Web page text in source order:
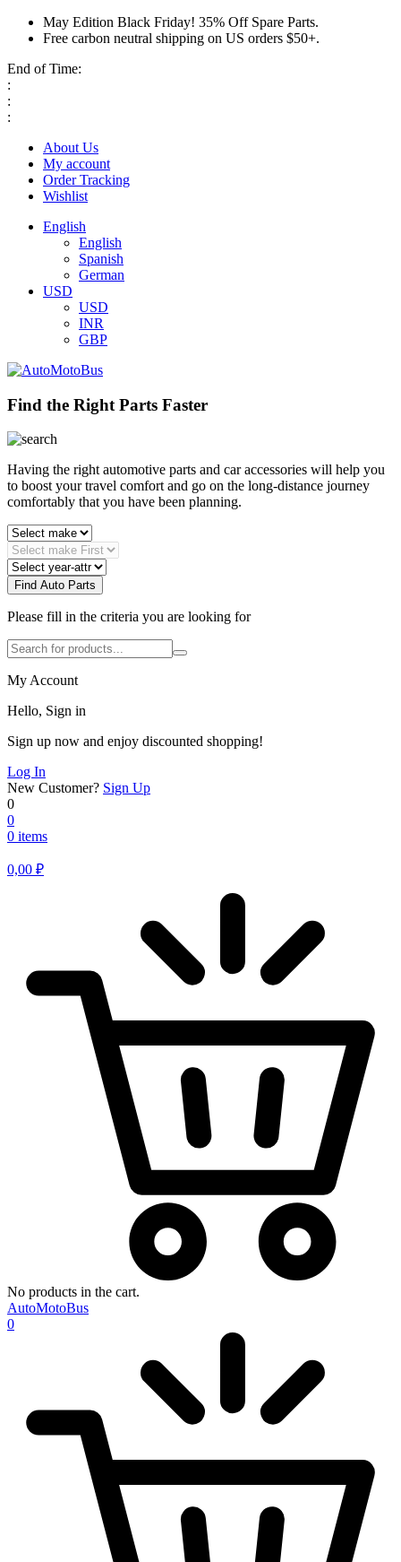
May Edition Black Friday! 35% Off Spare Parts.
Free carbon neutral shipping on US orders $50+.
End of Time:
:
:
:
About Us
My account
Order Tracking
Wishlist
English
English
Spanish
German
USD
USD
INR
GBP
Find the Right Parts Faster
Having the right automotive parts and car accessories will help you
to boost your travel comfort and go on the long-distance journey
comfortably that you have been planning.
Find Auto Parts
Please fill in the criteria you are looking for
My Account
Hello, Sign in
Sign up now and enjoy discounted shopping!
Log In
New Customer? Sign Up
0
0
0 items
0,00 ₽
No products in the cart.
AutoMotoBus
0